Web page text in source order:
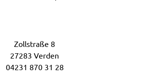
Zollstraße 8
27283 Verden
04231 870 31 28